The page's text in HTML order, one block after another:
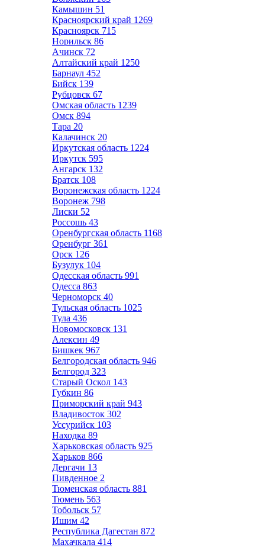
Камышин 51
Красноярский край 1269
Красноярск 715
Норильск 86
Ачинск 72
Алтайский край 1250
Барнаул 452
Бийск 139
Рубцовск 67
Омская область 1239
Омск 894
Тара 20
Калачинск 20
Иркутская область 1224
Иркутск 595
Ангарск 132
Братск 108
Воронежская область 1224
Воронеж 798
Лиски 52
Россошь 43
Оренбургская область 1168
Оренбург 361
Орск 126
Бузулук 104
Одесская область 991
Одесса 863
Черноморск 40
Тульская область 1025
Тула 436
Новомосковск 131
Алексин 49
Бишкек 967
Белгородская область 946
Белгород 323
Старый Оскол 143
Губкин 86
Приморский край 943
Владивосток 302
Уссурийск 103
Находка 89
Харьковская область 925
Харьков 866
Дергачи 13
Пивденное 2
Тюменская область 881
Тюмень 563
Тобольск 57
Ишим 42
Республика Дагестан 872
Махачкала 414